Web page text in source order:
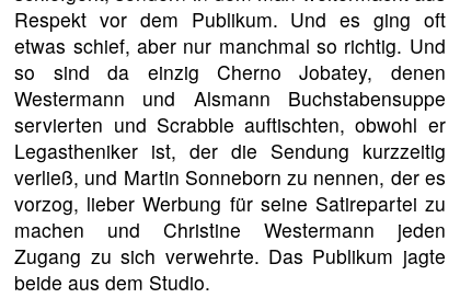
Respekt vor dem Publikum. Und es ging oft
etwas schief, aber nur manchmal so richtig. Und
so sind da einzig Cherno Jobatey, denen
Westermann und Alsmann Buchstabensuppe
servierten und Scrabble auftischten, obwohl er
Legastheniker ist, der die Sendung kurzzeitig
verließ, und Martin Sonneborn zu nennen, der es
vorzog, lieber Werbung für seine Satirepartei zu
machen und Christine Westermann jeden
Zugang zu sich verwehrte. Das Publikum jagte
beide aus dem Studio.